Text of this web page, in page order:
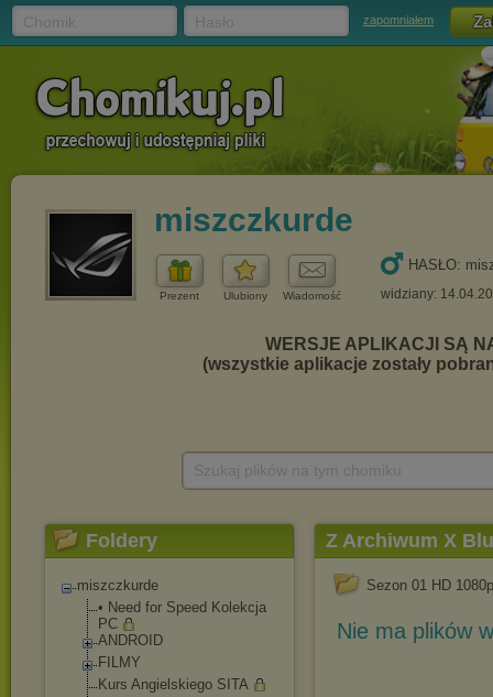
zapomniałem
miszczkurde
Prezent Ulubiony Wiadomość
HASŁO:
widziany:
Foldery
miszczkurde
• Need for Speed Kolekcja
PC
ANDROID
FILMY
Kurs Angielskiego SITA
Z Archiwum X
Sezon 01 HD 1080p
Nie ma plików